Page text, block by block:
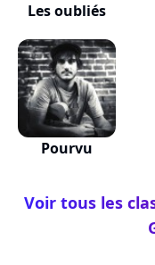
Les oubliés
Pourvu
Voir tous les